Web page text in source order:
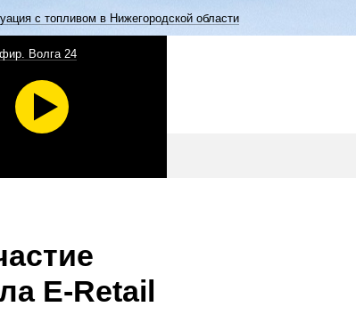
с топливом в Нижегородской области
Волга 24
E-Retail